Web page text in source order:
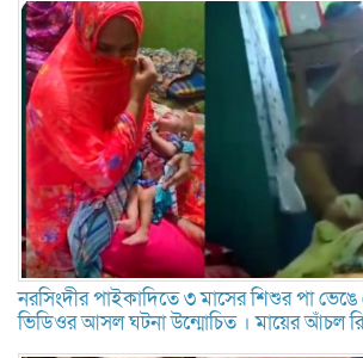
নরসিংদীর পাইকাদিতে ৩ মাসের শিশুর পা ভেঙে
ভিডিওর আসল ঘটনা উন্মোচিত । মায়ের আঁচল